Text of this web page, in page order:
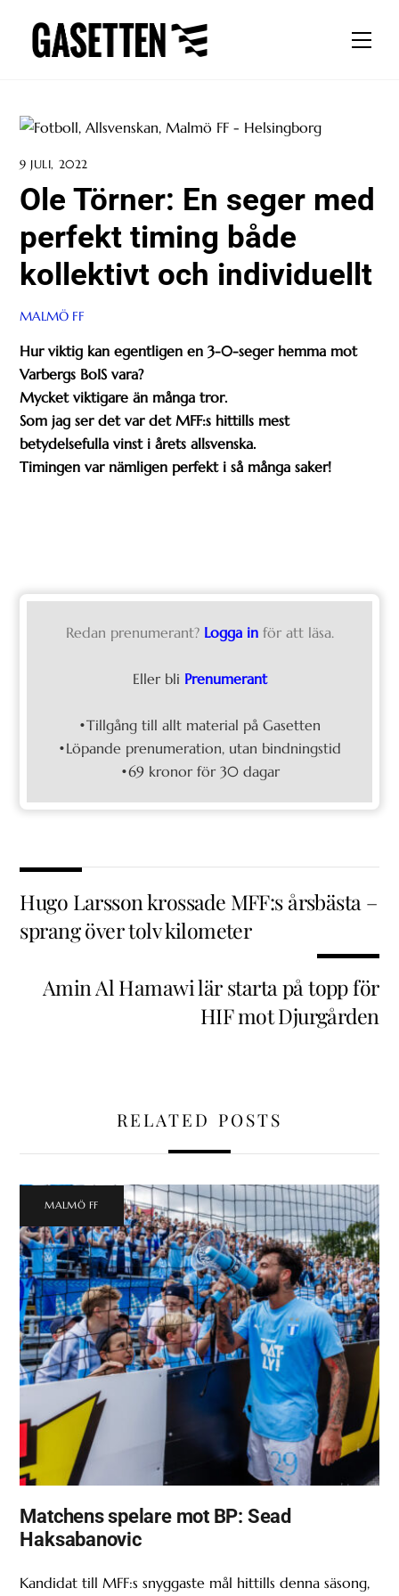
content
9 JULI, 2022
Ole Törner: En seger med
perfekt timing både
kollektivt och individuellt
MALMÖ FF
Hur viktig kan egentligen en 3-0-seger hemma mot
Varbergs BoIS vara?
Mycket viktigare än många tror.
Som jag ser det var det MFF:s hittills mest
betydelsefulla vinst i årets allsvenska.
Timingen var nämligen perfekt i så många saker!
Redan prenumerant? Logga in för att läsa.
Eller bli Prenumerant
•Tillgång till allt material på Gasetten
•Löpande prenumeration, utan bindningstid
•69 kronor för 30 dagar
Hugo Larsson krossade MFF:s årsbästa –
sprang över tolv kilometer
Amin Al Hamawi lär starta på topp för
HIF mot Djurgården
RELATED POSTS
MALMÖ FF
Matchens spelare mot BP: Sead
Haksabanovic
Kandidat till MFF:s snyggaste mål hittills denna säsong,